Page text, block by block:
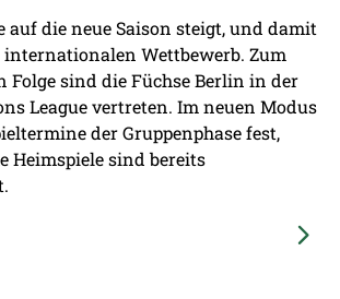
auf die neue Saison steigt, und damit
internationalen Wettbewerb. Zum
sind die Füchse Berlin in der
League vertreten. Im neuen Modus
der Gruppenphase fest,
Heimspiele sind bereits